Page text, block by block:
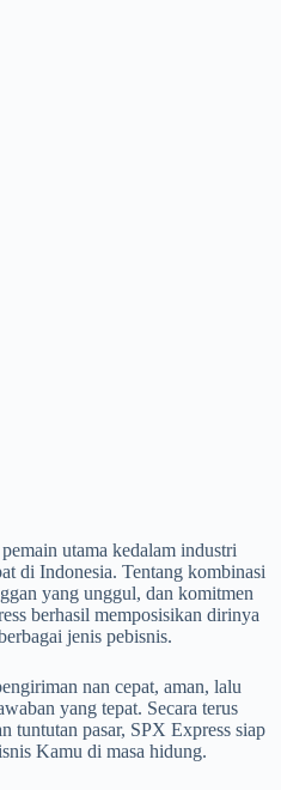
utama kedalam industri
di Indonesia. Tentang kombinasi
yang unggul, dan komitmen
berhasil memposisikan dirinya
jenis pebisnis.
nan cepat, aman, lalu
yang tepat. Secara terus
tuntutan pasar, SPX Express siap
Kamu di masa hidung.